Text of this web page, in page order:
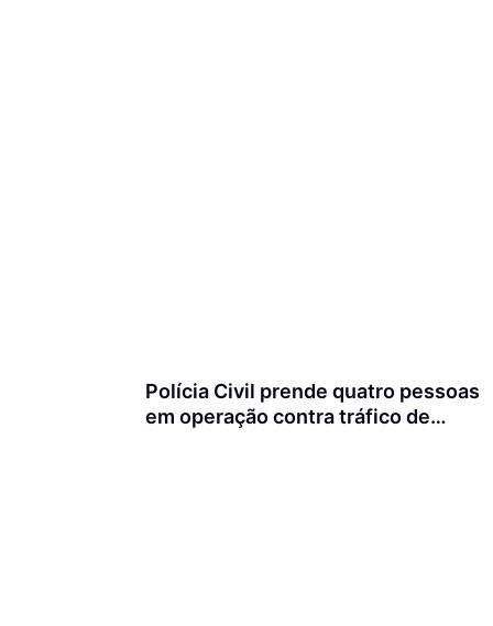
Polícia Civil prende quatro pessoas
em operação contra tráfico de